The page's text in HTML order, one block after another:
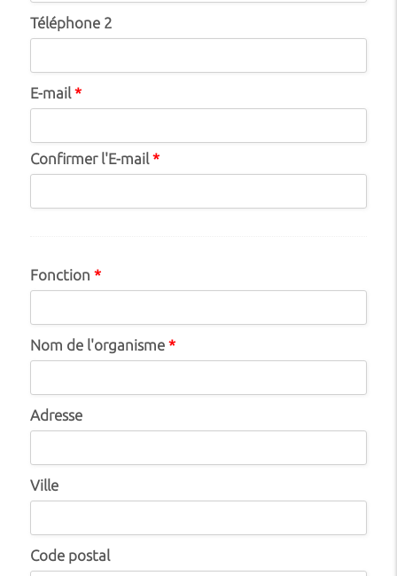
Téléphone 2
E-mail*
Confirmer l'E-mail*
Fonction *
Nom de l'organisme *
Adresse
Ville
Code postal